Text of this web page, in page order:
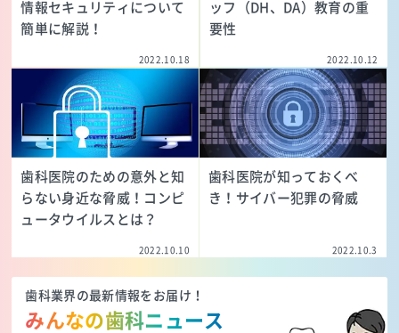
情報セキュリティについて
簡単に解説！
2022.10.18
ッフ（DH、DA）教育の重
要性
2022.10.12
歯科医院のための意外と知
らない身近な脅威！コンピ
ュータウイルスとは？
2022.10.10
歯科医院が知っておくべ
き！サイバー犯罪の脅威
2022.10.3
歯科業界の最新情報をお届け！
みんなの歯科ニュース